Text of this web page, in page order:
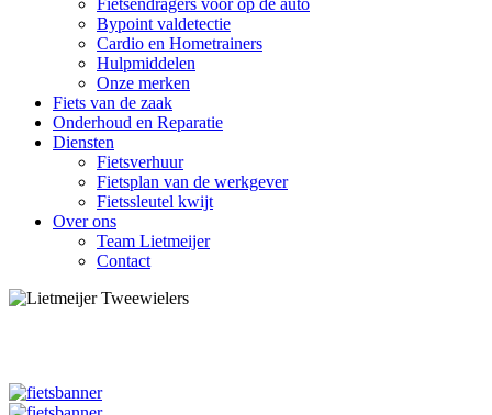
Fietsendragers voor op de auto
Bypoint valdetectie
Cardio en Hometrainers
Hulpmiddelen
Onze merken
Fiets van de zaak
Onderhoud en Reparatie
Diensten
Fietsverhuur
Fietsplan van de werkgever
Fietssleutel kwijt
Over ons
Team Lietmeijer
Contact